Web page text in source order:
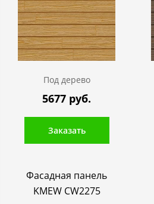
Под дерево
5677 руб.
Заказать
Фасадная панель
KMEW CW2275